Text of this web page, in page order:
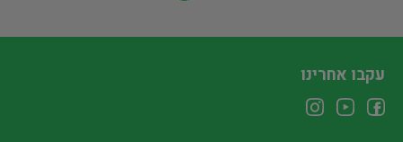
עקבו אחרינו